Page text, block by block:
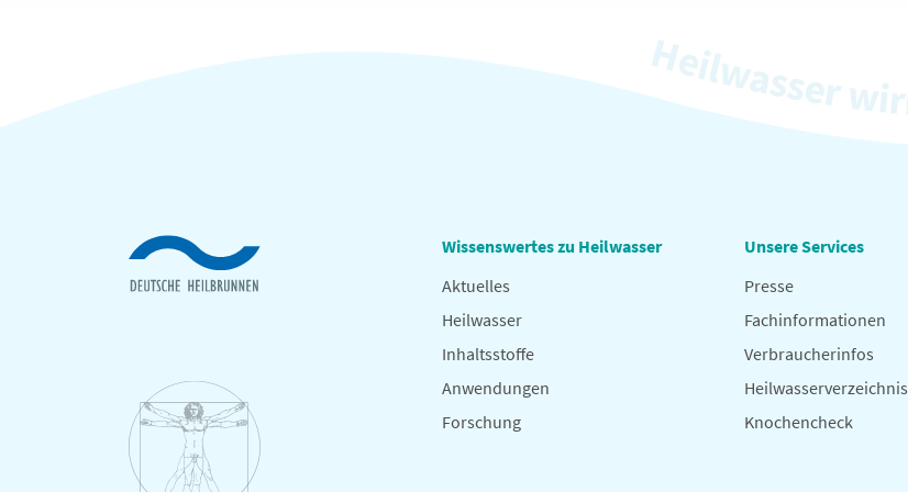
Wissenswertes zu Heilwasser
Aktuelles
Heilwasser
Inhaltsstoffe
Anwendungen
Forschung
Unsere Services
Presse
Fachinformationen
Verbraucherinfos
Heilwasserverzeichnis
Knochencheck